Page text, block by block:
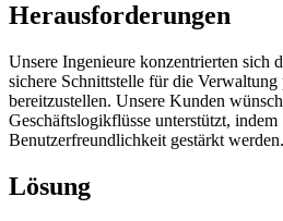
Herausforderungen
Unsere Ingenieure konzentrierten sich
sichere Schnittstelle für die
bereitzustellen. Unsere Kunden
Geschäftslogikflüsse unterstützt, indem
Benutzerfreundlichkeit gestärkt werden.
Lösung